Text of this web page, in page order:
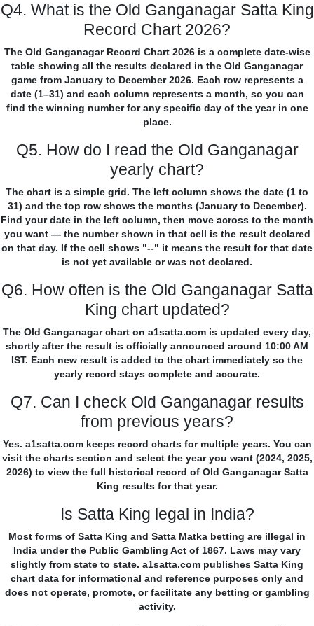
Q4. What is the Old Ganganagar Satta King
Record Chart 2026?
The Old Ganganagar Record Chart 2026 is a complete date-wise
table showing all the results declared in the Old Ganganagar
game from January to December 2026. Each row represents a
date (1–31) and each column represents a month, so you can
find the winning number for any specific day of the year in one
place.
Q5. How do I read the Old Ganganagar
yearly chart?
The chart is a simple grid. The left column shows the date (1 to
31) and the top row shows the months (January to December).
Find your date in the left column, then move across to the month
you want — the number shown in that cell is the result declared
on that day. If the cell shows "--" it means the result for that date
is not yet available or was not declared.
Q6. How often is the Old Ganganagar Satta
King chart updated?
The Old Ganganagar chart on a1satta.com is updated every day,
shortly after the result is officially announced around 10:00 AM
IST. Each new result is added to the chart immediately so the
yearly record stays complete and accurate.
Q7. Can I check Old Ganganagar results
from previous years?
Yes. a1satta.com keeps record charts for multiple years. You can
visit the charts section and select the year you want (2024, 2025,
2026) to view the full historical record of Old Ganganagar Satta
King results for that year.
Is Satta King legal in India?
Most forms of Satta King and Satta Matka betting are illegal in
India under the Public Gambling Act of 1867. Laws may vary
slightly from state to state. a1satta.com publishes Satta King
chart data for informational and reference purposes only and
does not operate, promote, or facilitate any betting or gambling
activity.